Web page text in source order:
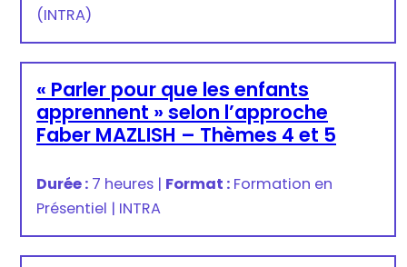
(INTRA)
« Parler pour que les enfants
apprennent » selon l’approche
Faber MAZLISH – Thèmes 4 et 5
Durée : 7 heures | Format : Formation en
Présentiel | INTRA